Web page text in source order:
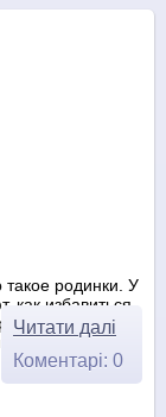
такое родинки. У
как избавиться
хотел бы ими
и родимым
их
Читати далі
Коментарі: 0